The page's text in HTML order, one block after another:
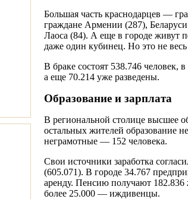
Большая часть краснодарцев —
граждане Армении (287),
Лаоса (84). А еще в городе живут
даже один кубинец. Но это не
В браке состоят 538.746 человек,
а еще 70.214 уже разведены.
Образование и зарплата
В региональной столице высшее
остальных жителей образование
неграмотные — 152 человека.
Свои источники заработка
(605.071). В городе 34.767
аренду. Пенсию получают
более 25.000 — иждивенцы.